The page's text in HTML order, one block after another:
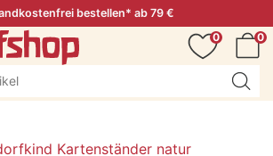
bestellen* ab 79 €
0
0